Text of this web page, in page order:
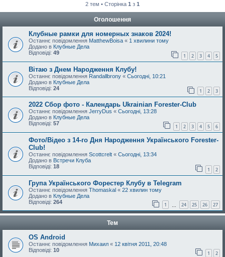
2 тем • Сторінка 1 з 1
Оголошення
Клубные рамки для номерных знаков 2024!
Останнє повідомлення MatthewBoisa « 1 хвилини тому
Додано в Клубные Дела
Відповіді: 49 1 2 3 4 5
Вітаю з Днем Народження Клубу!
Останнє повідомлення Randallbrony « Сьогодні, 10:21
Додано в Клубные Дела
Відповіді: 24 1 2 3
2022 Сбор фото - Календарь Ukrainian Forester-Club
Останнє повідомлення JerryDus « Сьогодні, 13:28
Додано в Клубные Дела
Відповіді: 57 1 2 3 4 5 6
Фото/Відео з 14-го Дня Народження Українського Forester-
Club!
Останнє повідомлення Scottcrelt « Сьогодні, 13:34
Додано в Встречи Клуба
Відповіді: 18 1 2
Група Українського Форестер Клубу в Telegram
Останнє повідомлення Thomaskal « 22 хвилин тому
Додано в Клубные Дела
Відповіді: 264 1 24 25 26 27
Тем
OS Android
Останнє повідомлення Михаил « 12 квітня 2011, 20:48
Відповіді: 10 1 2